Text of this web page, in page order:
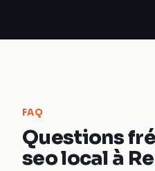
FAQ
Questions
seo local à